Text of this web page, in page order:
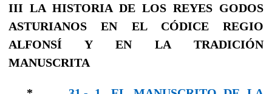
III LA HISTORIA DE LOS REYES GODOS
ASTURIANOS
EN EL CÓDICE REGIO
ALFONSÍ Y EN LA
TRADICIÓN
MANUSCRITA